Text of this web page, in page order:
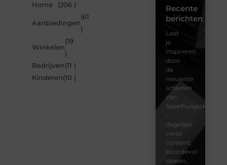
Home (206 )
Aanbiedingen
(61
)
Winkelen
(19
)
Bedrijven (11 )
Kinderen(10 )
Recente
berichten
Laat
je
inspireren
door
de
nieuwste
artikelen
van
Speelhuisjeskeuze.nl
–
dagelijks
verse
content,
boordevol
ideeën,